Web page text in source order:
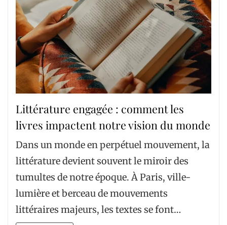
Littérature engagée : comment les
livres impactent notre vision du monde
Dans un monde en perpétuel mouvement, la
littérature devient souvent le miroir des
tumultes de notre époque. À Paris, ville-
lumière et berceau de mouvements
littéraires majeurs, les textes se font…